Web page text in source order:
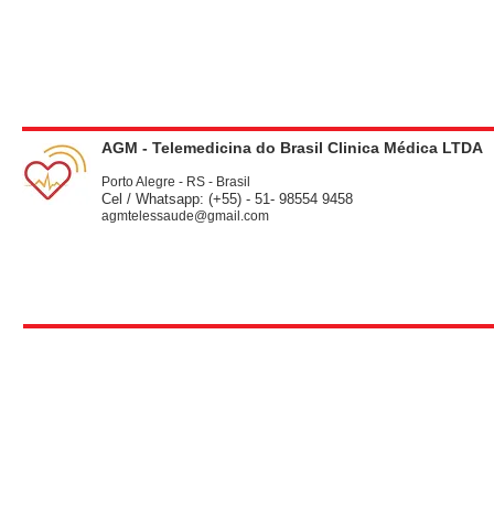
AGM - Telemedicina do Brasil Clinica Médica LTDA
Porto Alegre - RS - Brasil
Cel / Whatsapp: (+55) - 51- 98554 9458
agmtelessaude@gmail.com